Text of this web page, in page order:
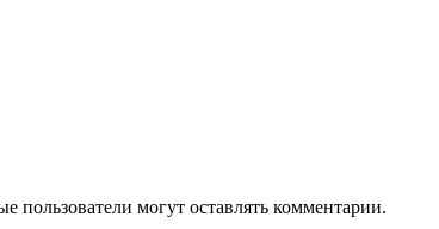
пользователи могут оставлять комментарии.